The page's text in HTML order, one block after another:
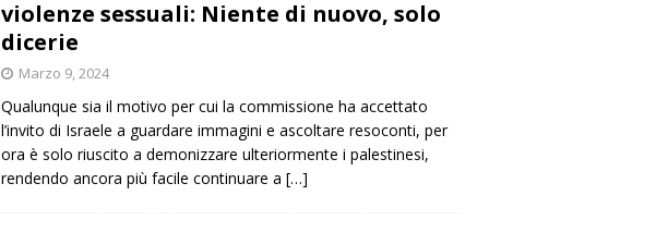
violenze sessuali: Niente di nuovo, solo
dicerie
Marzo 9, 2024
Qualunque sia il motivo per cui la commissione ha accettato
l’invito di Israele a guardare immagini e ascoltare resoconti, per
ora è solo riuscito a demonizzare ulteriormente i palestinesi,
rendendo ancora più facile continuare a […]